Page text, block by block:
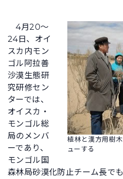
植林と漢方用樹
ューする
4月20～
24日、オイ
スカ内モン
ゴル阿拉善
沙漠生態研
究研修セン
ターでは、
オイスカ・
モンゴル総
局のメンバ
ーであり、
モンゴル国
森林局砂漠化防止チーム長で